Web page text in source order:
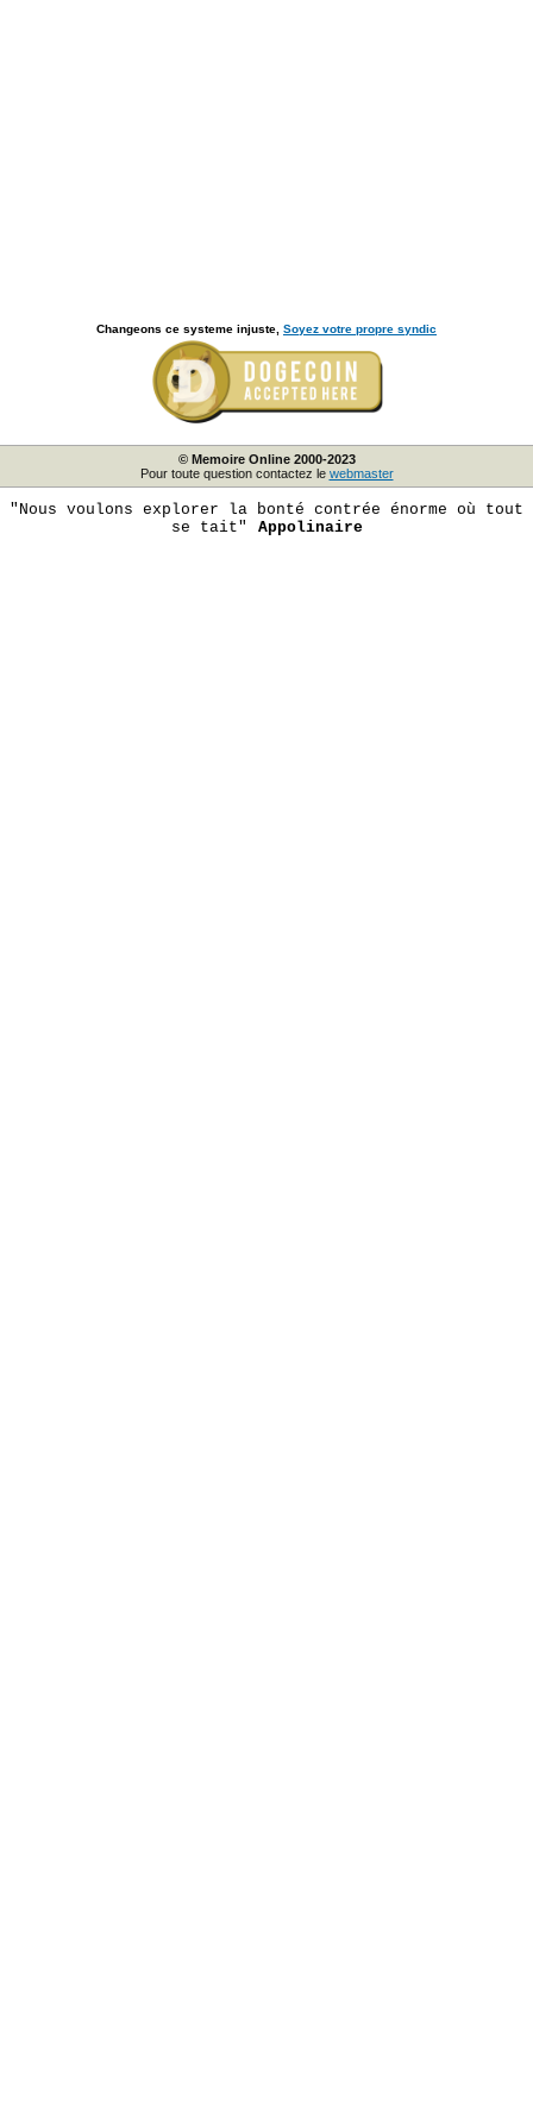
Changeons ce systeme injuste, Soyez votre propre syndic
© Memoire Online 2000-2023
Pour toute question contactez le webmaster
"Nous voulons explorer la bonté contrée énorme où tout
se tait"
Appolinaire